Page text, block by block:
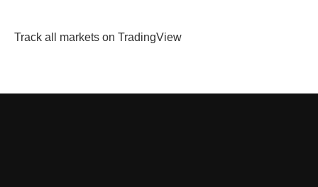
Track all markets on TradingView